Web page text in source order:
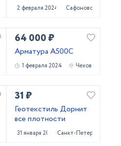
2 февраля 2024 Сафоново
64 000 ₽
Арматура А500С
1 февраля 2024 Чехов
31 ₽
Геотекстиль Дорнит
все плотности
31 января 2024 Санкт-Петербург